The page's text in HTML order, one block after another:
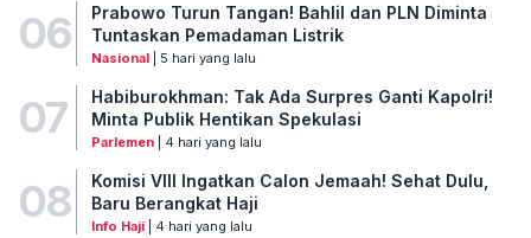
06
Prabowo Turun Tangan! Bahlil dan PLN Diminta
Tuntaskan Pemadaman Listrik
Nasional| 5 hari yang lalu
07
Habiburokhman: Tak Ada Surpres Ganti Kapolri!
Minta Publik Hentikan Spekulasi
Parlemen| 4 hari yang lalu
08
Komisi VIII Ingatkan Calon Jemaah! Sehat Dulu,
Baru Berangkat Haji
Info Haji| 4 hari yang lalu